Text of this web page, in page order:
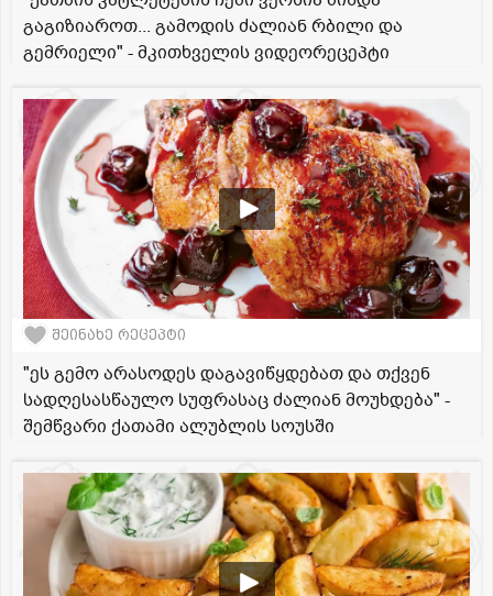
გაგიზიაროთ... გამოდის ძალიან რბილი და
გემრიელი" - მკითხველის ვიდეორეცეპტი
შეინახე რეცეპტი
"ეს გემო არასოდეს დაგავიწყდებათ და თქვენ
სადღესასწაულო სუფრასაც ძალიან მოუხდება" -
შემწვარი ქათამი ალუბლის სოუსში